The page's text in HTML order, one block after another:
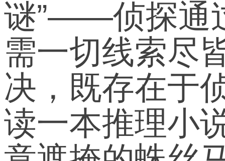
谜”——侦探通
需一切线索尽
决，既存在于
读一本推理小